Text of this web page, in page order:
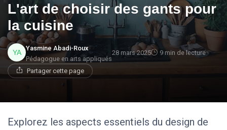
L'art de choisir des gants pour
la cuisine
Yasmine Abadi-Roux
Pédagogue en arts appliqués
28 mars 2025 9 min de lecture
Partager cette page
Explorez les aspects essentiels du design de